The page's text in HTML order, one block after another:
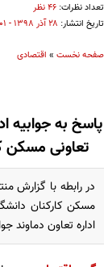
تعداد نظرات: ۴۶ نظر
تاریخ انتشار: ۲۸ آذر ۱۳۹۸ - ۱۲:۰۱
صفحه نخست » اقتصادی
پاسخ به جوابیه
تعاونی مسکن
در رابطه با گزارش
مسکن کارکنان
اداره تعاون دماوند